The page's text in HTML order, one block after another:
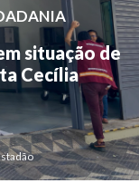
situação de
Cecília